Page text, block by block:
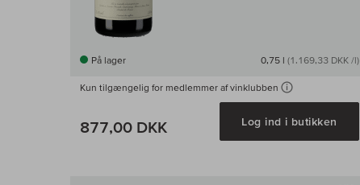
På lager 0,75 l (1.169,33 DKK /l)
Kun tilgængelig for medlemmer af vinklubben
877,00 DKK Log ind i butikken